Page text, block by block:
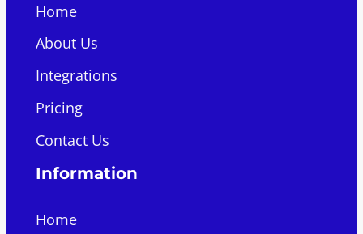
Home
About Us
Integrations
Pricing
Contact Us
Information
Home